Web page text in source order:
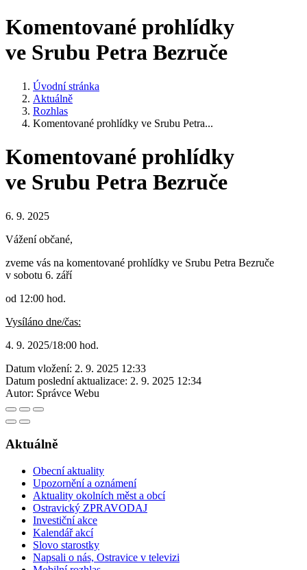
Komentované prohlídky
ve Srubu Petra Bezruče
Úvodní stránka
Aktuálně
Rozhlas
Komentované prohlídky ve Srubu Petra...
Komentované prohlídky
ve Srubu Petra Bezruče
6. 9. 2025
Vážení občané,
zveme vás na komentované prohlídky ve Srubu Petra Bezruče
v sobotu 6. září
od 12:00 hod.
Vysíláno dne/čas:
4. 9. 2025/18:00 hod.
Datum vložení: 2. 9. 2025 12:33
Datum poslední aktualizace: 2. 9. 2025 12:34
Autor: Správce Webu
Aktuálně
Obecní aktuality
Upozornění a oznámení
Aktuality okolních měst a obcí
Ostravický ZPRAVODAJ
Investiční akce
Kalendář akcí
Slovo starostky
Napsali o nás, Ostravice v televizi